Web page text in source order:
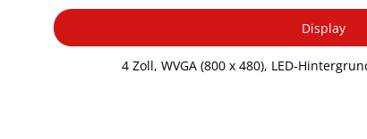
Display
4 Zoll, WVGA (800 x 480), LED-